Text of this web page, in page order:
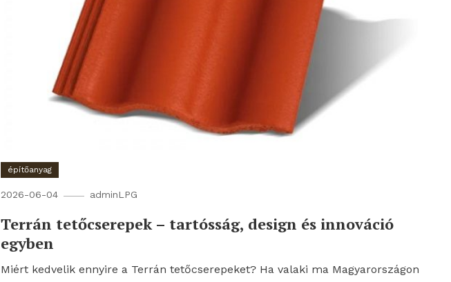
építőanyag
2026-06-04 adminLPG
Terrán tetőcserepek – tartósság, design és innováció
egyben
Miért kedvelik ennyire a Terrán tetőcserepeket? Ha valaki ma Magyarországon